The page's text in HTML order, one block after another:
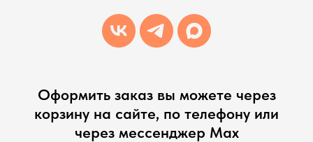
Оформить заказ вы можете через
корзину на сайте, по телефону или
через мессенджер Max